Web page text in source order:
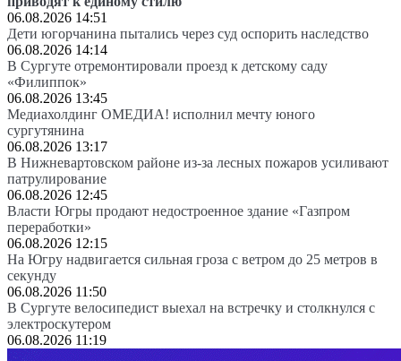
06.08.2026 14:51
Дети югорчанина пытались через суд оспорить наследство
06.08.2026 14:14
В Сургуте отремонтировали проезд к детскому саду
«Филиппок»
06.08.2026 13:45
Медиахолдинг ОМЕДИА! исполнил мечту юного
сургутянина
06.08.2026 13:17
В Нижневартовском районе из-за лесных пожаров усиливают
патрулирование
06.08.2026 12:45
Власти Югры продают недостроенное здание «Газпром
переработки»
06.08.2026 12:15
На Югру надвигается сильная гроза с ветром до 25 метров в
секунду
06.08.2026 11:50
В Сургуте велосипедист выехал на встречку и столкнулся с
электроскутером
06.08.2026 11:19